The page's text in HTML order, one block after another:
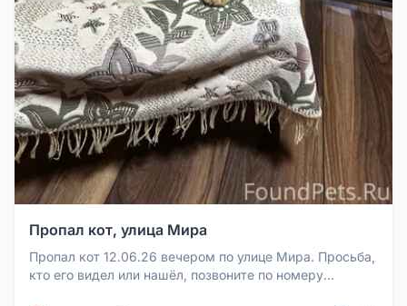
Пропал кот, улица Мира
Пропал кот 12.06.26 вечером по улице Мира. Просьба,
кто его видел или нашёл, позвоните по номеру